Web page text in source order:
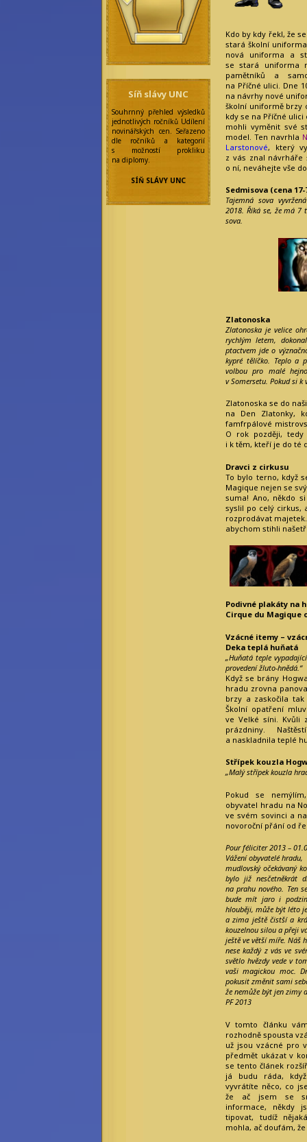
Ilustrátoři
a grafici:
Alf Wolfmoon
Addie Hazel
Arya Arcus
Amanda Wright
Arietty Liella
Minette
Ashley Watfar
Aya Watanabe
Eilonwy Ellesméry
Enola Gatito
Frobisherová
Síň slávy UNC
Souhrnný přehled výsledků
jednotlivých ročníků Udílení
novinářských cen. Seřazeno
dle ročníků a kategorií
s možností prokliku
na diplomy.
SÍŇ SLÁVY UNC
Kdo by kdy řekl, že
stará školní
nová uniforma a
se stará uniforma
pamětníků a
na Příčné ulici. Dne
na návrhy nové
školní uniformě brzy
kdy se na Příčné
mohli vyměnit své
model. Ten navrhla
Larstonové, který
z vás znal
o ní, neváhejte vše
Sedmisova (cena 17-
Tajemná sova
2018. Říká se, že má 7
sova.
Zlatonoska
Zlatonoska je velice
rychlým letem,
ptactvem jde o
kypré tělíčko. Teplo a
volbou pro malé
v Somersetu. Pokud si
Zlatonoska se do
na Den Zlatonky,
famfrpálové
O rok později, tedy
i k těm, kteří je do té
Dravci z cirkusu
To bylo terno, když
Magique nejen se
suma! Ano, někdo
syslil po celý cirkus,
rozprodávat
abychom stihli
Podivné plakáty na
Cirque du Magique
Vzácné itemy –
Deka teplá huňatá
„Huňatá teple
provedení žluto-hnědá.“
Když se brány
hradu zrovna
brzy a zaskočila
Školní opatření
ve Velké síni. Kvůli
prázdniny.
a naskladnila teplé
Střípek kouzla
„Malý střípek kouzla
Pokud se
obyvatel hradu na
ve svém sovinci a
novoroční přání od
Pour féliciter 2013 –
Vážení obyvatelé hradu,
mudlovský očekávaný
bylo již nesčetněkrát
na prahu nového. Ten
bude mít jaro i
hlouběji, může být léto
a zima ještě čistší a
kouzelnou silou a přeji
ještě ve větší míře. Náš
nese každý z vás ve
světlo hvězdy vede v
vaši magickou moc.
pokusit změnit sami
že nemůže být jen zimy
PF 2013
V tomto článku
rozhodně spousta
už jsou vzácné pro
předmět ukázat v
se tento článek
já budu ráda,
vyvrátíte něco, co
že ač jsem se
informace, někdy
tipovat, tudíž
mohla, ač doufám,